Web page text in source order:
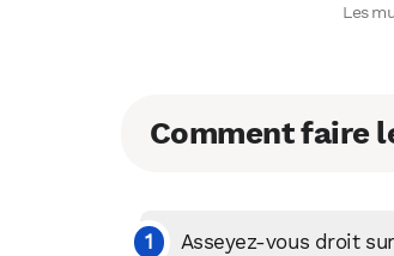
Les
Comment faire
Asseyez-vous droit